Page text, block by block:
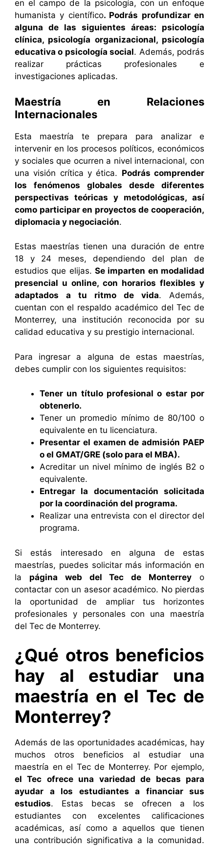
en el campo de la psicología, con un enfoque
humanista y científico. Podrás profundizar en
alguna de las siguientes áreas: psicología
clínica, psicología organizacional, psicología
educativa o psicología social. Además, podrás
realizar prácticas profesionales e
investigaciones aplicadas.
Maestría en Relaciones
Internacionales
Esta maestría te prepara para analizar e
intervenir en los procesos políticos, económicos
y sociales que ocurren a nivel internacional, con
una visión crítica y ética. Podrás comprender
los fenómenos globales desde diferentes
perspectivas teóricas y metodológicas, así
como participar en proyectos de cooperación,
diplomacia y negociación.
Estas maestrías tienen una duración de entre
18 y 24 meses, dependiendo del plan de
estudios que elijas. Se imparten en modalidad
presencial u online, con horarios flexibles y
adaptados a tu ritmo de vida. Además,
cuentan con el respaldo académico del Tec de
Monterrey, una institución reconocida por su
calidad educativa y su prestigio internacional.
Para ingresar a alguna de estas maestrías,
debes cumplir con los siguientes requisitos:
Tener un título profesional o estar por
obtenerlo.
Tener un promedio mínimo de 80/100 o
equivalente en tu licenciatura.
Presentar el examen de admisión PAEP
o el GMAT/GRE (solo para el MBA).
Acreditar un nivel mínimo de inglés B2 o
equivalente.
Entregar la documentación solicitada
por la coordinación del programa.
Realizar una entrevista con el director del
programa.
Si estás interesado en alguna de estas
maestrías, puedes solicitar más información en
la página web del Tec de Monterrey o
contactar con un asesor académico. No pierdas
la oportunidad de ampliar tus horizontes
profesionales y personales con una maestría
del Tec de Monterrey.
¿Qué otros beneficios
hay al estudiar una
maestría en el Tec de
Monterrey?
Además de las oportunidades académicas, hay
muchos otros beneficios al estudiar una
maestría en el Tec de Monterrey. Por ejemplo,
el Tec ofrece una variedad de becas para
ayudar a los estudiantes a financiar sus
estudios. Estas becas se ofrecen a los
estudiantes con excelentes calificaciones
académicas, así como a aquellos que tienen
una contribución significativa a la comunidad.